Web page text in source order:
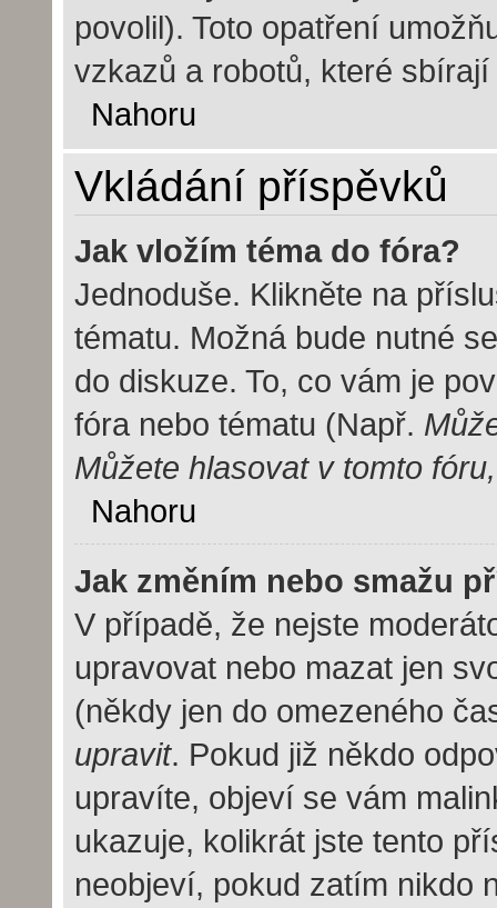
povolil). Toto opatření
vzkazů a robotů, které
Nahoru
Vkládání příspěvků
Jak vložím téma do fóra?
Jednoduše. Klikněte na
tématu. Možná bude nutné
do diskuze. To, co vám je
fóra nebo tématu (Např.
Můžete hlasovat v tomto
Nahoru
Jak změním nebo smažu
V případě, že nejste
upravovat nebo mazat jen
(někdy jen do omezeného
upravit. Pokud již někdo
upravíte, objeví se vám
ukazuje, kolikrát jste tento
neobjeví, pokud zatím nikdo